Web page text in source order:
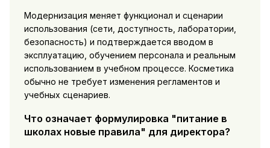
Модернизация меняет функционал и сценарии
использования (сети, доступность, лаборатории,
безопасность) и подтверждается вводом в
эксплуатацию, обучением персонала и реальным
использованием в учебном процессе. Косметика
обычно не требует изменения регламентов и
учебных сценариев.
Что означает формулировка "питание в
школах новые правила" для директора?